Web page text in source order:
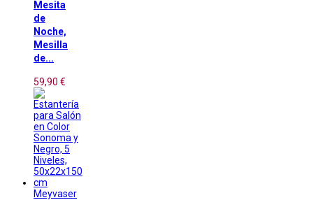
Mesita
de
Noche,
Mesilla
de...
59,90 €
Meyvaser